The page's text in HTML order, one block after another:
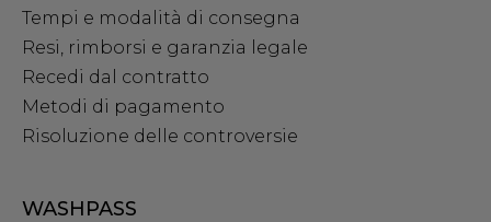
Tempi e modalità di consegna
Resi, rimborsi e garanzia legale
Recedi dal contratto
Metodi di pagamento
Risoluzione delle controversie
WASHPASS